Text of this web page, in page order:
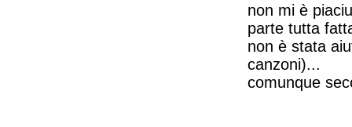
non mi è
parte tutta
non è stata
canzoni)...
comunque